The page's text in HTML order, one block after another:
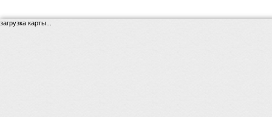
загрузка карты...